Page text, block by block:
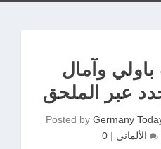
وآمال
عبر الملحق
Posted by Germany
الألماني |